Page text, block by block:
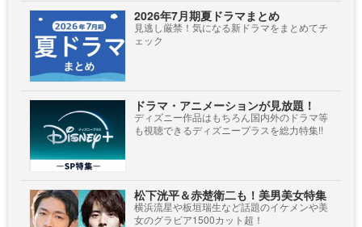
2026年7月期夏ドラマまとめ
見逃し厳禁！気になる新ドラマをまとめてチ
ェック
ドラマ・アニメーションが見放題！
ディズニー作品はもちろん国内外のドラマ等
も視聴できるディズニープラスを総力特集!!
松下洸平＆赤楚衛二も！美男美女特集
横浜流星や板垣瑞生など話題のイケメンや美
女のグラビア1500カット超！